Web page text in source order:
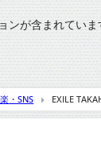
ンが含まれていま
・SNS
EXILE
・魅力を徹底解剖！